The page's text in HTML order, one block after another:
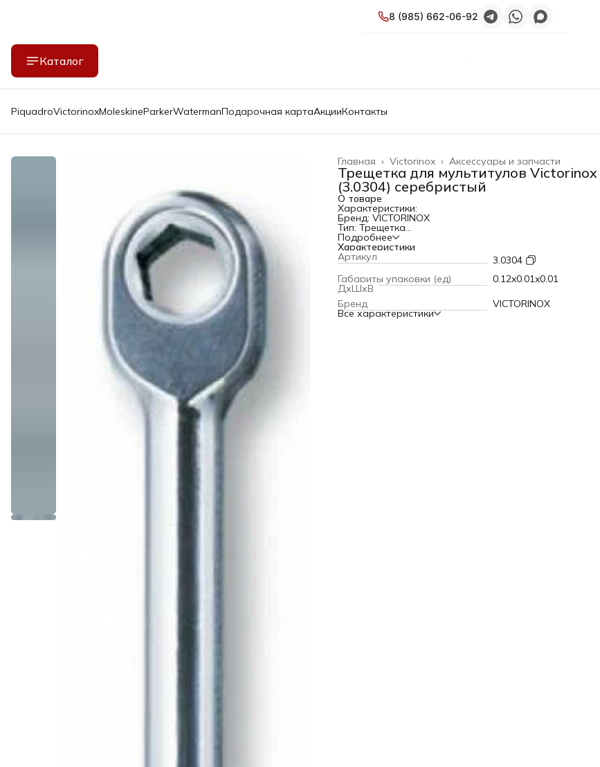
8 (985) 662-06-92
Каталог
PiquadroVictorinoxMoleskineParkerWatermanПодарочная картаАкцииКонтакты
Аксессуары и запчасти
Victorinox ›
Главная ›
Трещетка для мультитулов Victorinox
(3.0304) серебристый
О товаре
Характеристики:
Бренд: VICTORINOX
Тип: Трещетка
PartNumber/Артикул Производителя: 3.0304
Описание: Сменный ключ с храповиком VICTORINOX для
мультитулов SwissTool
Назначение: для мультитулов
Цвет: серебристый
Габариты упаковки (ед) ДхШхВ: 0.12x0.01x0.01 м
Вес упаковки (ед): 0.015 кг
Объем упаковки (ед): 0.000012 м3
Подробнее
Характеристики
Артикул
3.0304
Габариты упаковки (ед)
ДхШхВ
0.12x0.01x0.01
Бренд
VICTORINOX
Все характеристики